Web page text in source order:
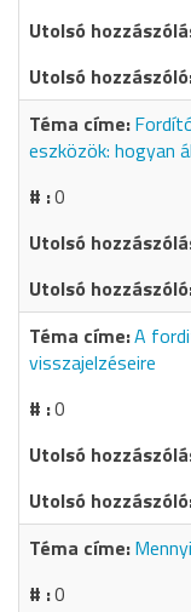
eszközök: hogyan
0
A
visszajelzéseire
0
0